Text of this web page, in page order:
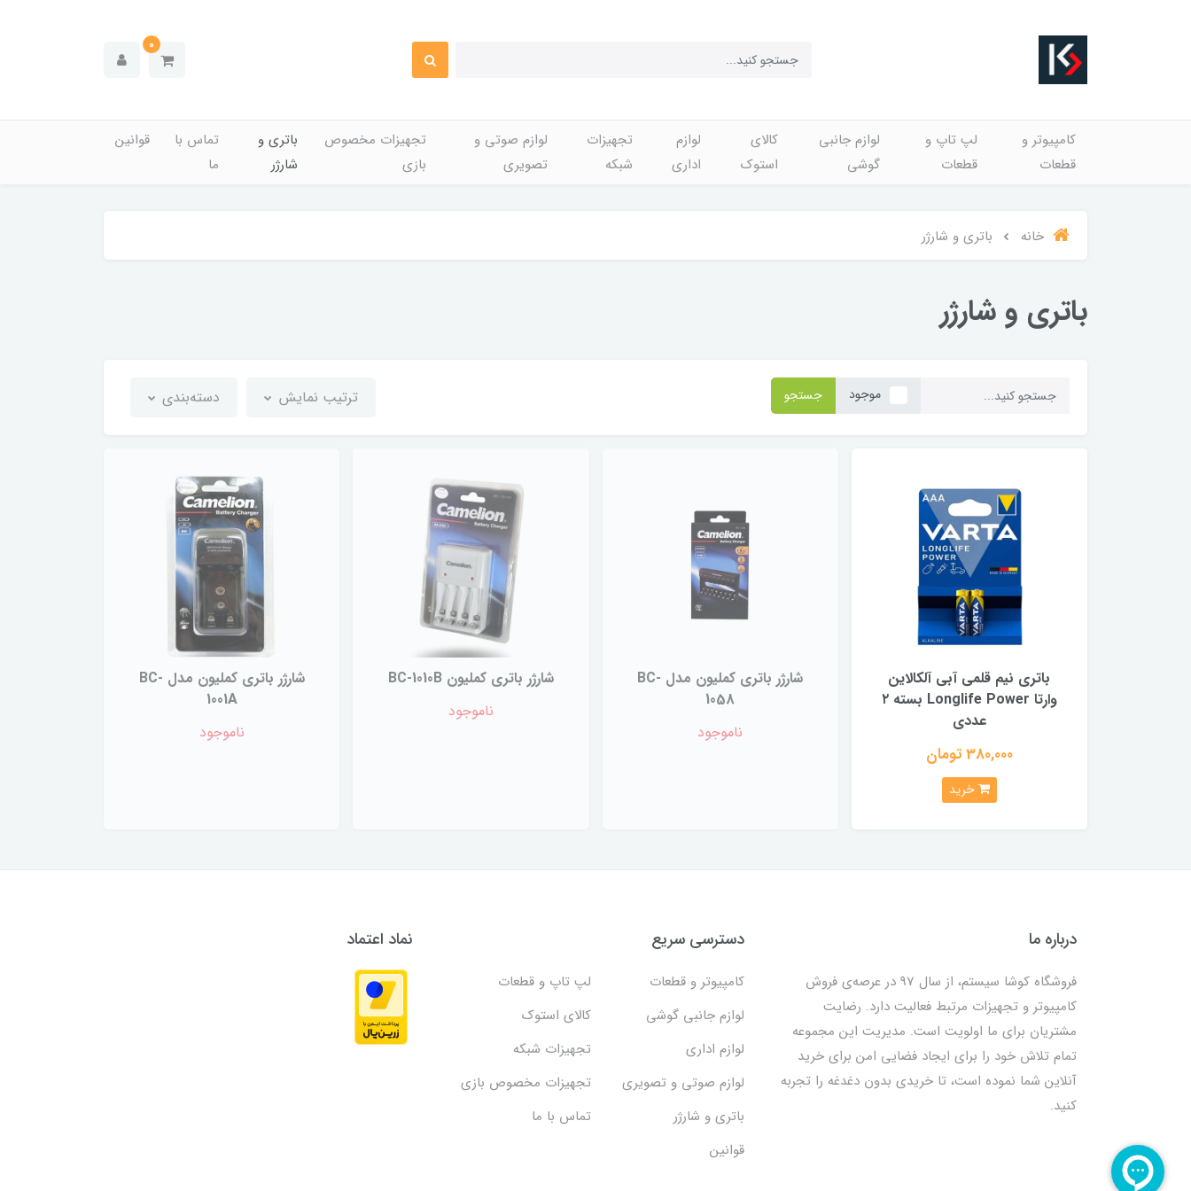
0
کامپیوتر و
قطعات
لپ تاپ و
قطعات
لوازم جانبی
گوشی
کالای
استوک
لوازم
اداری
تجهیزات
شبکه
لوازم صوتی و
تصویری
تجهیزات مخصوص
بازی
باتری و
شارژر
تماس با
ما
قوانین
خانه باتری و شارژر
باتری و شارژر
موجود جستجو ترتیب نمایش دسته‌بندی
باتری نیم قلمی آبی آلکالاین
وارتا Longlife Power بسته ۲
عددی
380,000 تومان
خرید
شارژر باتری کملیون مدل BC-
1058
ناموجود
شارژر باتری کملیون BC-1010B
ناموجود
شارژر باتری کملیون مدل BC-
1001A
ناموجود
درباره ما
فروشگاه کوشا سیستم، از سال 97 در عرصه‌ی فروش
کامپیوتر و تجهیزات مرتبط فعالیت دارد. رضایت
مشتریان برای ما اولویت است. مدیریت این مجموعه
تمام تلاش خود را برای ایجاد فضایی امن برای خرید
آنلاین شما نموده است، تا خریدی بدون دغدغه را تجربه
کنید.
دسترسی سریع
کامپیوتر و قطعات
لپ تاپ و قطعات
لوازم جانبی گوشی
کالای استوک
لوازم اداری
تجهیزات شبکه
لوازم صوتی و تصویری
تجهیزات مخصوص بازی
باتری و شارژر
تماس با ما
قوانین
نماد اعتماد